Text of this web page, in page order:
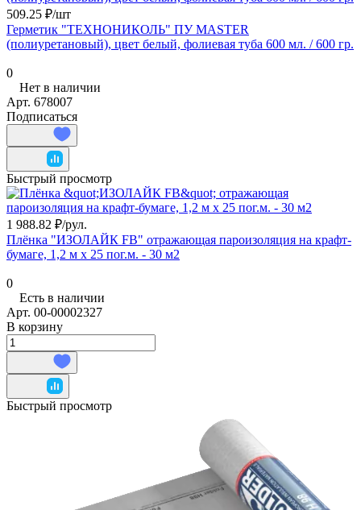
509.25 ₽/шт
Герметик "ТЕХНОНИКОЛЬ" ПУ MASTER
(полиуретановый), цвет белый, фолиевая туба 600 мл. / 600 гр.
0
Нет в наличии
Арт. 678007
Подписаться
Быстрый просмотр
1 988.82 ₽/рул.
Плёнка "ИЗОЛАЙК FB" отражающая пароизоляция на крафт-
бумаге, 1,2 м х 25 пог.м. - 30 м2
0
Есть в наличии
Арт. 00-00002327
В корзину
Быстрый просмотр